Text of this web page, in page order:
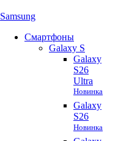
Samsung
Смартфоны
Galaxy S
Galaxy
S26
Ultra
Новинка
Galaxy
S26
Новинка